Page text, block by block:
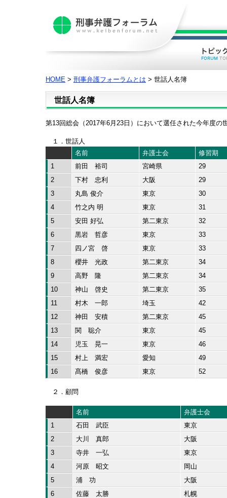
HOME > 刑事弁護フォーラムとは > 世話人名簿
世話人名簿
第13回総会（2017年6月23日）において選任された今年度の
１．世話人
名前
弁護士会
修習期
1
前田 裕司 宮崎県
29
2
下村 忠利 大阪
29
3
丸島 俊介 東京
30
4
竹之内 明 東京
31
5
安田 好弘 第二東京
32
6
黒岩 哲彦 東京
33
7
四ノ宮 啓 東京
33
8
櫻井 光政 第二東京
34
9
高野 隆 第二東京
34
10
神山 啓史 第二東京
35
11
村木 一郎 埼玉
42
12
神田 安積 第二東京
45
13
関 聡介 東京
45
14
児玉 晃一 東京
46
15
村上 満宏 愛知
49
16
髙橋 俊彦 東京 52
２．顧問
名前
弁護士会
1
石田 武臣
東京
2
大川 真郎
大阪
3
寺井 一弘
東京
4
河原 昭文
岡山
5
浦 功
大阪
6
佐藤 太勝
札幌